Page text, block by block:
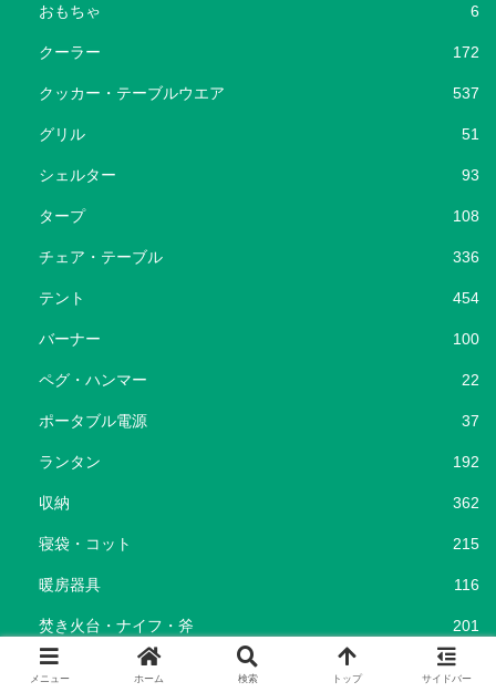
おもちゃ 6
クーラー 172
クッカー・テーブルウエア 537
グリル 51
シェルター 93
タープ 108
チェア・テーブル 336
テント 454
バーナー 100
ペグ・ハンマー 22
ポータブル電源 37
ランタン 192
収納 362
寝袋・コット 215
暖房器具 116
焚き火台・ナイフ・斧 201
キャンプ場
メニュー ホーム 検索 トップ サイドバー